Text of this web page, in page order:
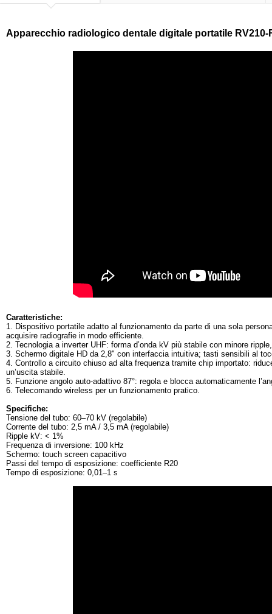
Apparecchio radiologico dentale digitale portatile
Caratteristiche:
1. Dispositivo portatile adatto al funzionamento da parte di una sola
acquisire radiografie in modo efficiente.
2. Tecnologia a inverter UHF: forma d’onda kV più stabile con minore
3. Schermo digitale HD da 2,8" con interfaccia intuitiva; tasti sensibili al
4. Controllo a circuito chiuso ad alta frequenza tramite chip importato:
un’uscita stabile.
5. Funzione angolo auto-adattivo 87°: regola e blocca automaticamente
6. Telecomando wireless per un funzionamento pratico.
Specifiche:
Tensione del tubo: 60–70 kV (regolabile)
Corrente del tubo: 2,5 mA / 3,5 mA (regolabile)
Ripple kV: < 1%
Frequenza di inversione: 100 kHz
Schermo: touch screen capacitivo
Passi del tempo di esposizione: coefficiente R20
Tempo di esposizione: 0,01–1 s